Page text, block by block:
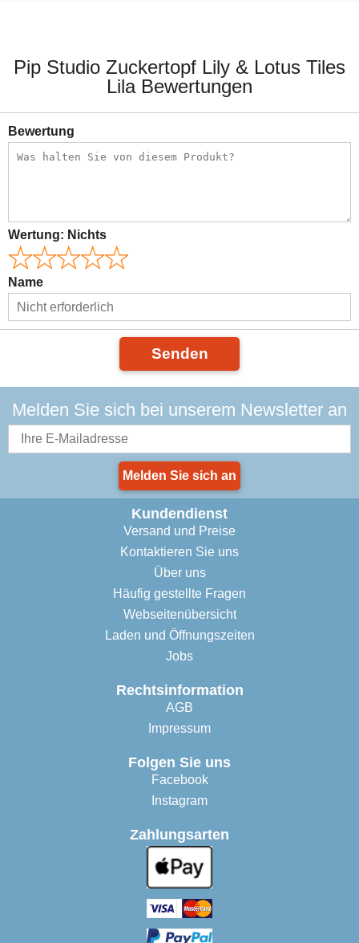
Pip Studio Zuckertopf Lily & Lotus Tiles
Lila Bewertungen
Bewertung
Wertung: Nichts
Name
Senden
Melden Sie sich bei unserem Newsletter an
Melden Sie sich an
Kundendienst
Versand und Preise
Kontaktieren Sie uns
Über uns
Häufig gestellte Fragen
Webseitenübersicht
Laden und Öffnungszeiten
Jobs
Rechtsinformation
AGB
Impressum
Folgen Sie uns
Facebook
Instagram
Zahlungsarten